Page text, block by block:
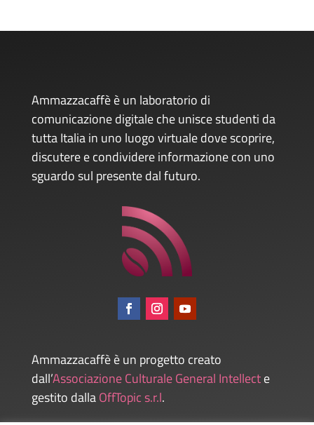
Ammazzacaffè è un laboratorio di
comunicazione digitale che unisce studenti da
tutta Italia in uno luogo virtuale dove scoprire,
discutere e condividere informazione con uno
sguardo sul presente dal futuro.
Ammazzacaffè è un progetto creato
dall’Associazione Culturale General Intellecte
gestito dallaOffTopic s.r.l.